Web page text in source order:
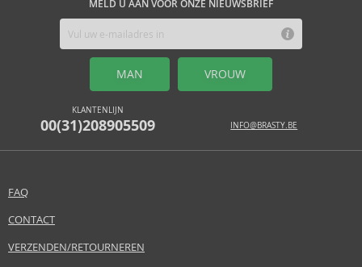
MELD U AAN VOOR ONZE NIEUWSBRIEF
MAN VROUW
KLANTENLIJN
00(31)208905509 INFO@BRASTY.BE
FAQ
CONTACT
VERZENDEN/RETOURNEREN